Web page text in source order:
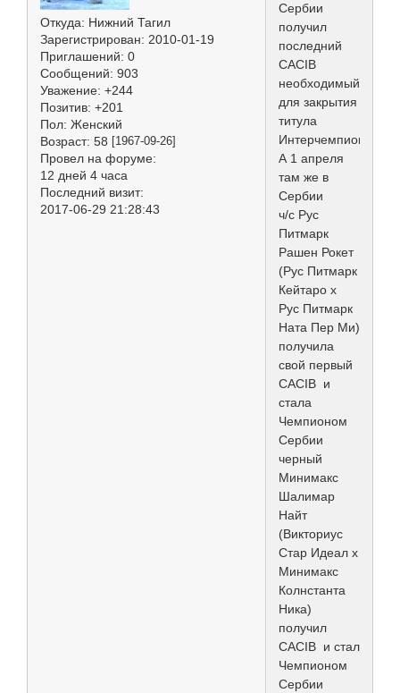
Откуда: Нижний Тагил
Зарегистрирован: 2010-01-19
Приглашений: 0
Сообщений: 903
Уважение: +244
Позитив: +201
Пол: Женский
Возраст: 58 [1967-09-26]
Провел на форуме:
12 дней 4 часа
Последний визит:
2017-06-29 21:28:43
Сербии
получил
последний
CACIB
необходимый
для закрытия
титула
Интерчемпиона.
А 1 апреля
там же в
Сербии
ч/с Рус
Питмарк
Рашен Рокет
(Рус Питмарк
Кейтаро х
Рус Питмарк
Ната Пер Ми)
получила
свой первый
CACIB и
стала
Чемпионом
Сербии
черный
Минимакс
Шалимар
Найт
(Викториус
Стар Идеал х
Минимакс
Колнстанта
Ника)
получил
CACIB и стал
Чемпионом
Сербии